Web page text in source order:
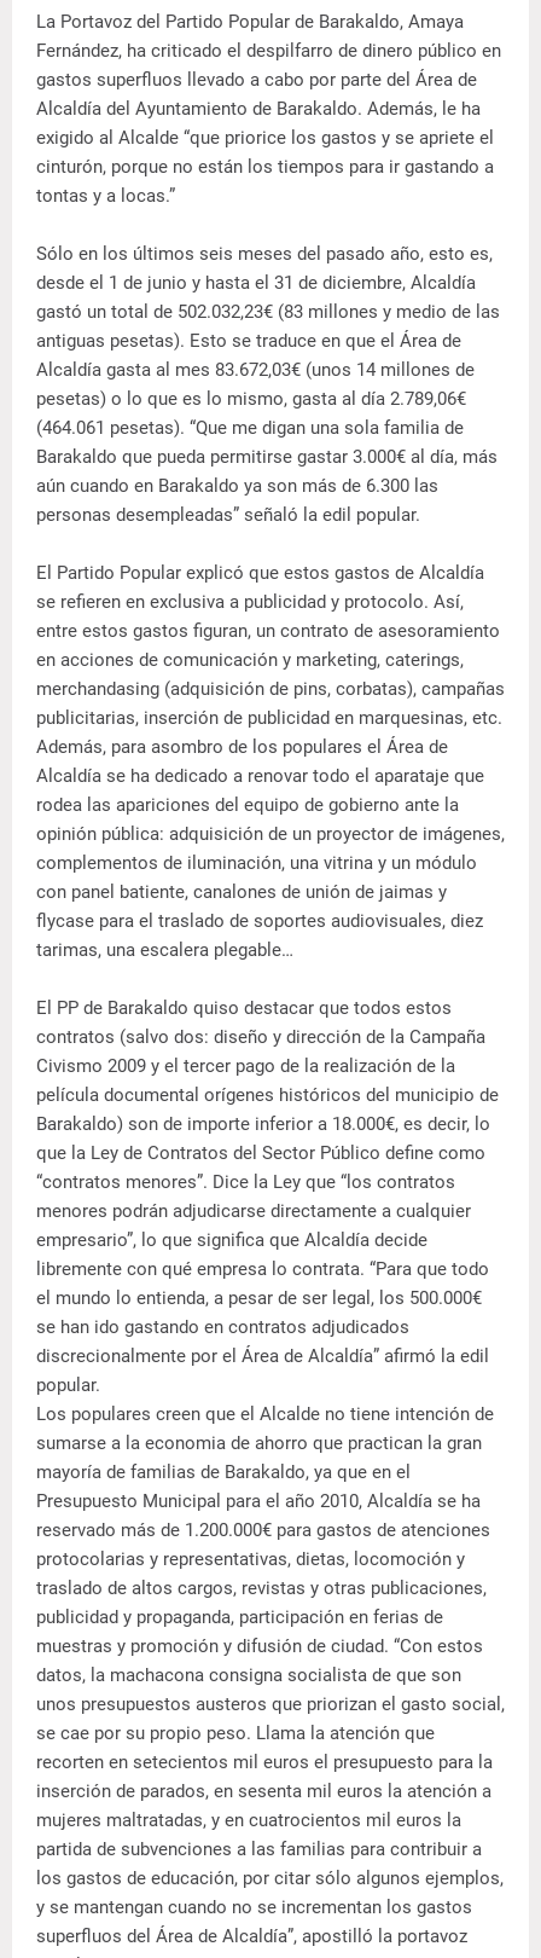
La Portavoz del Partido Popular de Barakaldo, Amaya
Fernández, ha criticado el despilfarro de dinero público en
gastos superfluos llevado a cabo por parte del Área de
Alcaldía del Ayuntamiento de Barakaldo. Además, le ha
exigido al Alcalde “que priorice los gastos y se apriete el
cinturón, porque no están los tiempos para ir gastando a
tontas y a locas.”
Sólo en los últimos seis meses del pasado año, esto es,
desde el 1 de junio y hasta el 31 de diciembre, Alcaldía
gastó un total de 502.032,23€ (83 millones y medio de las
antiguas pesetas). Esto se traduce en que el Área de
Alcaldía gasta al mes 83.672,03€ (unos 14 millones de
pesetas) o lo que es lo mismo, gasta al día 2.789,06€
(464.061 pesetas). “Que me digan una sola familia de
Barakaldo que pueda permitirse gastar 3.000€ al día, más
aún cuando en Barakaldo ya son más de 6.300 las
personas desempleadas” señaló la edil popular.
El Partido Popular explicó que estos gastos de Alcaldía
se refieren en exclusiva a publicidad y protocolo. Así,
entre estos gastos figuran, un contrato de asesoramiento
en acciones de comunicación y marketing, caterings,
merchandasing (adquisición de pins, corbatas), campañas
publicitarias, inserción de publicidad en marquesinas, etc.
Además, para asombro de los populares el Área de
Alcaldía se ha dedicado a renovar todo el aparataje que
rodea las apariciones del equipo de gobierno ante la
opinión pública: adquisición de un proyector de imágenes,
complementos de iluminación, una vitrina y un módulo
con panel batiente, canalones de unión de jaimas y
flycase para el traslado de soportes audiovisuales, diez
tarimas, una escalera plegable…
El PP de Barakaldo quiso destacar que todos estos
contratos (salvo dos: diseño y dirección de la Campaña
Civismo 2009 y el tercer pago de la realización de la
película documental orígenes históricos del municipio de
Barakaldo) son de importe inferior a 18.000€, es decir, lo
que la Ley de Contratos del Sector Público define como
“contratos menores”. Dice la Ley que “los contratos
menores podrán adjudicarse directamente a cualquier
empresario”, lo que significa que Alcaldía decide
libremente con qué empresa lo contrata. “Para que todo
el mundo lo entienda, a pesar de ser legal, los 500.000€
se han ido gastando en contratos adjudicados
discrecionalmente por el Área de Alcaldía” afirmó la edil
popular.
Los populares creen que el Alcalde no tiene intención de
sumarse a la economia de ahorro que practican la gran
mayoría de familias de Barakaldo, ya que en el
Presupuesto Municipal para el año 2010, Alcaldía se ha
reservado más de 1.200.000€ para gastos de atenciones
protocolarias y representativas, dietas, locomoción y
traslado de altos cargos, revistas y otras publicaciones,
publicidad y propaganda, participación en ferias de
muestras y promoción y difusión de ciudad. “Con estos
datos, la machacona consigna socialista de que son
unos presupuestos austeros que priorizan el gasto social,
se cae por su propio peso. Llama la atención que
recorten en setecientos mil euros el presupuesto para la
inserción de parados, en sesenta mil euros la atención a
mujeres maltratadas, y en cuatrocientos mil euros la
partida de subvenciones a las familias para contribuir a
los gastos de educación, por citar sólo algunos ejemplos,
y se mantengan cuando no se incrementan los gastos
superfluos del Área de Alcaldía”, apostilló la portavoz